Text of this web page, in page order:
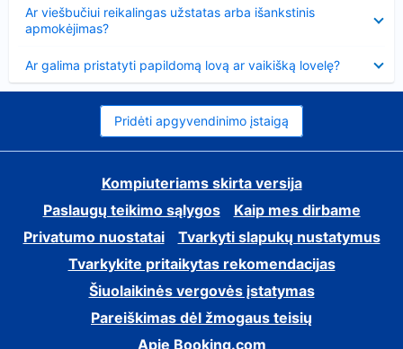
Ar viešbučiui reikalingas užstatas arba išankstinis
apmokėjimas?
Ar galima pristatyti papildomą lovą ar vaikišką lovelę?
Pridėti apgyvendinimo įstaigą
Kompiuteriams skirta versija
Paslaugų teikimo sąlygos
Kaip mes dirbame
Privatumo nuostatai
Tvarkyti slapukų nustatymus
Tvarkykite pritaikytas rekomendacijas
Šiuolaikinės vergovės įstatymas
Pareiškimas dėl žmogaus teisių
Apie Booking.com